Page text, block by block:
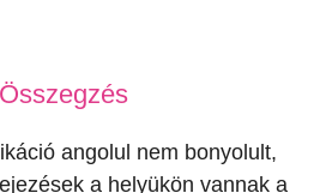
Összegzés
angolul nem bonyolult,
a helyükön vannak a